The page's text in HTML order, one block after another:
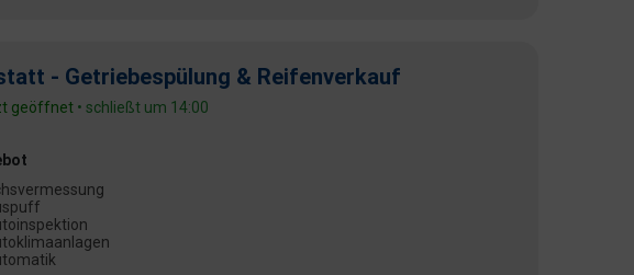
- Getriebespülung & Reifenverkauf
geöffnet • schließt um 14:00